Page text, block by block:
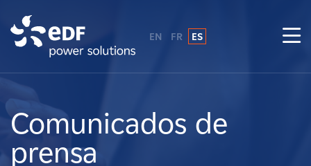
Sobre nosotros
Qué hacemos
EN FR ES
Comunicados de
prensa